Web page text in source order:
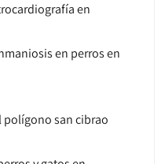
en
en perros en
polígono san cibrao